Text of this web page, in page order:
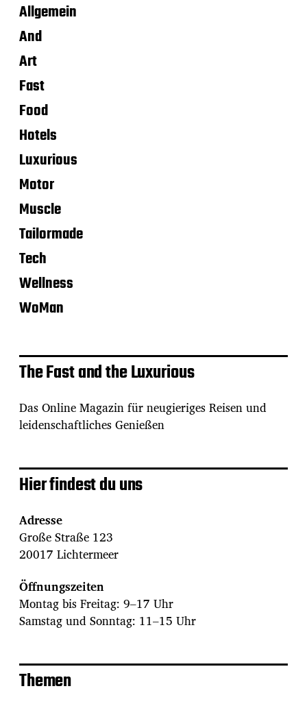
Allgemein
And
Art
Fast
Food
Hotels
Luxurious
Motor
Muscle
Tailormade
Tech
Wellness
WoMan
The Fast and the Luxurious
Das Online Magazin für neugieriges Reisen und
leidenschaftliches Genießen
Hier findest du uns
Adresse
Große Straße 123
20017 Lichtermeer
Öffnungszeiten
Montag bis Freitag: 9–17 Uhr
Samstag und Sonntag: 11–15 Uhr
Themen